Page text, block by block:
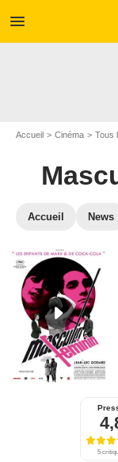
menu
Accueil Cinéma Tous
Accueil News
5